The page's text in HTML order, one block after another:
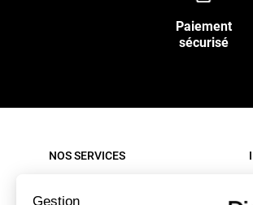
Gestion
Paiement
sécurisé
NOS SERVICES